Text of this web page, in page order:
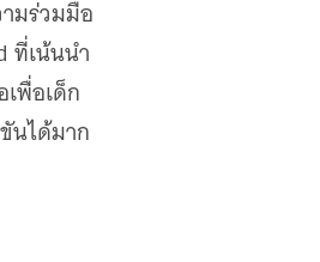
มร่วมมือ
ที่เน้นนำ
พื่อเด็ก
นได้มาก